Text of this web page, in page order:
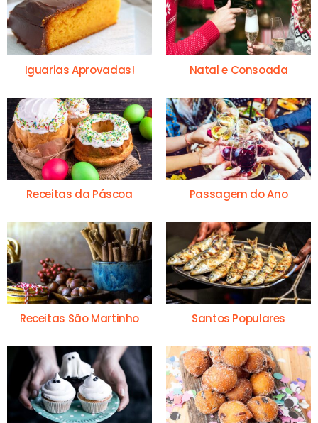
Iguarias Aprovadas! Natal e Consoada
Receitas da Páscoa Passagem do Ano
Receitas São Martinho Santos Populares